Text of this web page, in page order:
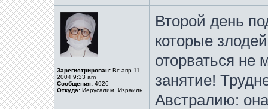
Зарегистрирован: Вс апр 11,
2004 9:33 am
Сообщения: 4926
Откуда: Иерусалим, Израиль
Второй день
которые
оторваться не
занятие!
Австралию: